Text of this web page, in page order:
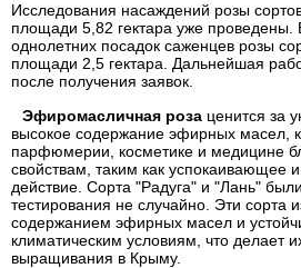
Исследования насаждений розы
площади 5,82 гектара уже
однолетних посадок саженцев розы
площади 2,5 гектара. Дальнейшая
после получения заявок.
Эфиромасличная роза ценится за
высокое содержание эфирных масел,
парфюмерии, косметике и медицине
свойствам, таким как успокаивающее
действие. Сорта "Радуга" и "Лань"
тестирования не случайно. Эти сорта
содержанием эфирных масел и
климатическим условиям, что делает
выращивания в Крыму.